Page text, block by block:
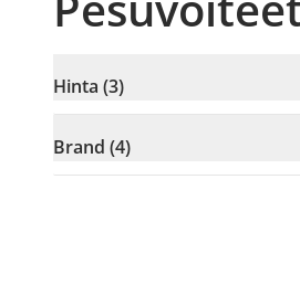
Hinta (3)
Brand (4)